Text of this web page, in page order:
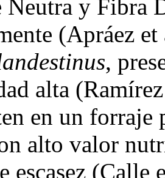
Neutra y Fibra
(Apráez
,
alta
en un forraje
alto valor
escasez